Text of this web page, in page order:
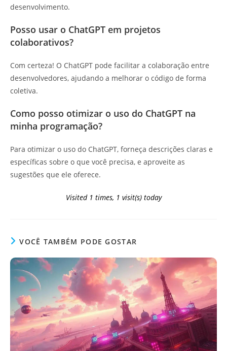
desenvolvimento.
Posso usar o ChatGPT em projetos
colaborativos?
Com certeza! O ChatGPT pode facilitar a colaboração entre
desenvolvedores, ajudando a melhorar o código de forma
coletiva.
Como posso otimizar o uso do ChatGPT na
minha programação?
Para otimizar o uso do ChatGPT, forneça descrições claras e
específicas sobre o que você precisa, e aproveite as
sugestões que ele oferece.
Visited 1 times, 1 visit(s) today
VOCÊ TAMBÉM PODE GOSTAR